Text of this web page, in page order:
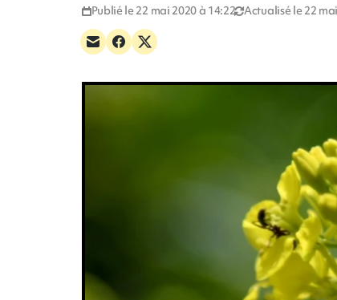
Publié le 22 mai 2020 à 14:22 Actualisé le 22